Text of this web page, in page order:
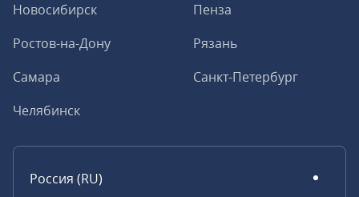
Новосибирск
Пенза
Ростов-на-Дону
Рязань
Самара
Санкт-Петербург
Челябинск
Россия (RU)